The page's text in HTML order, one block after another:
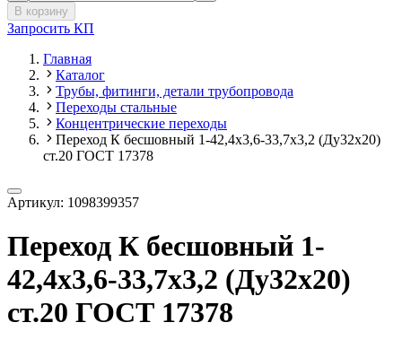
В корзину
Запросить КП
Главная
Каталог
Трубы, фитинги, детали трубопровода
Переходы стальные
Концентрические переходы
Переход К бесшовный 1-42,4х3,6-33,7х3,2 (Ду32х20)
ст.20 ГОСТ 17378
Артикул: 1098399357
Переход К бесшовный 1-
42,4х3,6-33,7х3,2 (Ду32х20)
ст.20 ГОСТ 17378